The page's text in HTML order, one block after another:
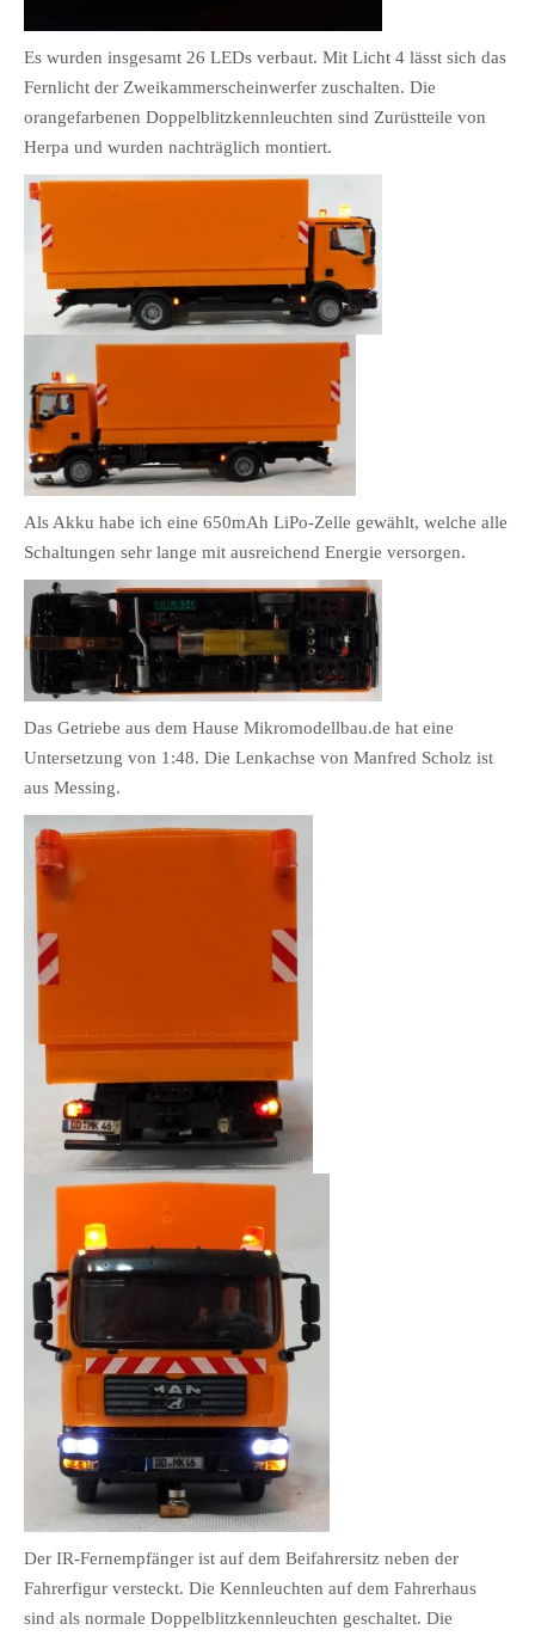
Es wurden insgesamt 26 LEDs verbaut. Mit Licht 4 lässt sich das
Fernlicht der Zweikammerscheinwerfer zuschalten. Die
orangefarbenen Doppelblitzkennleuchten sind Zurüstteile von
Herpa und wurden nachträglich montiert.
Als Akku habe ich eine 650mAh LiPo-Zelle gewählt, welche alle
Schaltungen sehr lange mit ausreichend Energie versorgen.
Das Getriebe aus dem Hause Mikromodellbau.de hat eine
Untersetzung von 1:48. Die Lenkachse von Manfred Scholz ist
aus Messing.
Der IR-Fernempfänger ist auf dem Beifahrersitz neben der
Fahrerfigur versteckt. Die Kennleuchten auf dem Fahrerhaus
sind als normale Doppelblitzkennleuchten geschaltet. Die